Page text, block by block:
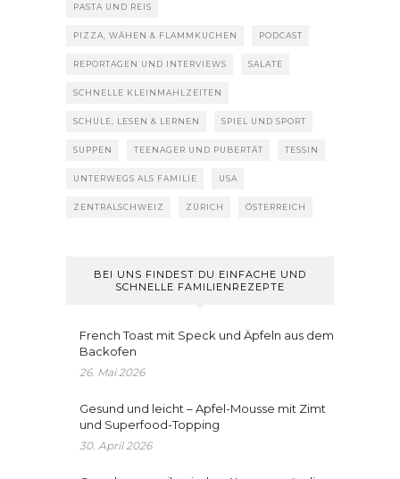
PASTA UND REIS
PIZZA, WÄHEN & FLAMMKUCHEN PODCAST
REPORTAGEN UND INTERVIEWS SALATE
SCHNELLE KLEINMAHLZEITEN
SCHULE, LESEN & LERNEN SPIEL UND SPORT
SUPPEN TEENAGER UND PUBERTÄT TESSIN
UNTERWEGS ALS FAMILIE USA
ZENTRALSCHWEIZ ZÜRICH ÖSTERREICH
BEI UNS FINDEST DU EINFACHE UND
SCHNELLE FAMILIENREZEPTE
French Toast mit Speck und Äpfeln aus dem
Backofen
26. Mai 2026
Gesund und leicht – Apfel-Mousse mit Zimt
und Superfood-Topping
30. April 2026